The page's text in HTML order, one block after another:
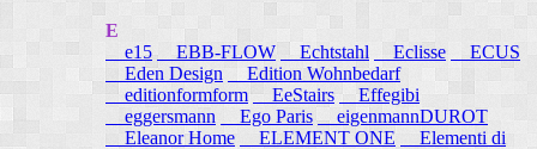
E
e15 EBB-FLOW Echtstahl Eclisse
ECUS
Eden Design
Edition Wohnbedarf
editionformform
EeStairs
Effegibi
eggersmann
Ego Paris
eigenmannDUROT
Eleanor Home
ELEMENT ONE
Elementi di